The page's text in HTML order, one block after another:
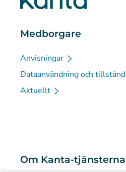
Medborgare
Anvisningar
Dataanvändning och tillstånd
Aktuellt
Om Kanta-tjänsterna